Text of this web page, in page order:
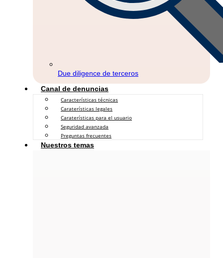
Due diligence de terceros
Canal de denuncias
Características técnicas
Caraterísticas legales
Caraterísticas para el usuario
Seguridad avanzada
Preguntas frecuentes
Nuestros temas